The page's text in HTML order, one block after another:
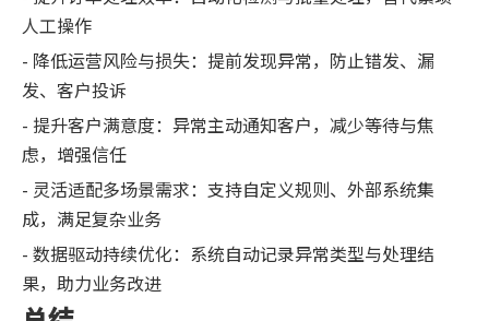
人工操作
- 降低运营风险与损失：提前发现异常，防止错发、漏
发、客户投诉
- 提升客户满意度：异常主动通知客户，减少等待与焦
虑，增强信任
- 灵活适配多场景需求：支持自定义规则、外部系统集
成，满足复杂业务
- 数据驱动持续优化：系统自动记录异常类型与处理结
果，助力业务改进